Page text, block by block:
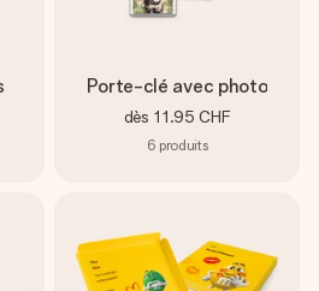
Porte-clé avec photo
dès 11.95 CHF
6 produits